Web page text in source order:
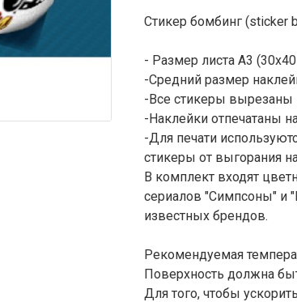
Стикер бомбинг (sticker
- Размер листа А3
-Средний размер
-Все стикеры вырезаны
-Наклейки отпечатаны
-Для печати
стикеры от выгорания
В комплект входят
сериалов "Симпсоны" и
известных брендов.
Рекомендуемая
Поверхность должна
Для того, чтобы